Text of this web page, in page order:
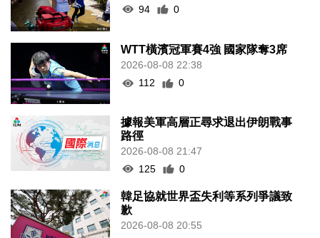
94
0
WTT橫濱冠軍賽4強 國家隊奪3席
2026-08-08 22:38
112
0
據報美軍高層正尋求退出伊朗戰事
路徑
2026-08-08 21:47
125
0
韓足協就世界盃失利等系列爭議致
歉
2026-08-08 20:55